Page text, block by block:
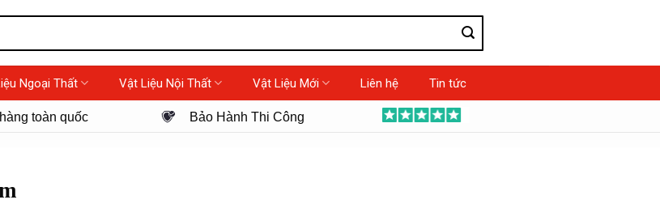
Ngoại Thất Vật Liệu Nội Thất Vật Liệu Mới Liên hệ Tin tức
toàn quốc Bảo Hành Thi Công